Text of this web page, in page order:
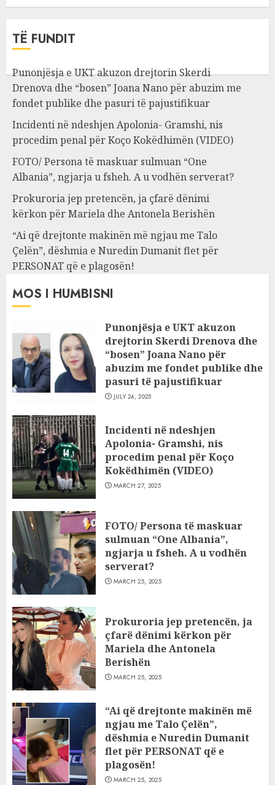
TË FUNDIT
Punonjësja e UKT akuzon drejtorin Skerdi
Drenova dhe “bosen” Joana Nano për abuzim me
fondet publike dhe pasuri të pajustifikuar
Incidenti në ndeshjen Apolonia- Gramshi, nis
procedim penal për Koço Kokëdhimën (VIDEO)
FOTO/ Persona të maskuar sulmuan “One
Albania”, ngjarja u fsheh. A u vodhën serverat?
Prokuroria jep pretencën, ja çfarë dënimi
kërkon për Mariela dhe Antonela Berishën
“Ai që drejtonte makinën më ngjau me Talo
Çelën”, dëshmia e Nuredin Dumanit flet për
PERSONAT që e plagosën!
MOS I HUMBISNI
Punonjësja e UKT akuzon
drejtorin Skerdi Drenova dhe
“bosen” Joana Nano për
abuzim me fondet publike dhe
pasuri të pajustifikuar
JULY 24, 2025
Incidenti në ndeshjen
Apolonia- Gramshi, nis
procedim penal për Koço
Kokëdhimën (VIDEO)
MARCH 27, 2025
FOTO/ Persona të maskuar
sulmuan “One Albania”,
ngjarja u fsheh. A u vodhën
serverat?
MARCH 25, 2025
Prokuroria jep pretencën, ja
çfarë dënimi kërkon për
Mariela dhe Antonela
Berishën
MARCH 25, 2025
“Ai që drejtonte makinën më
ngjau me Talo Çelën”,
dëshmia e Nuredin Dumanit
flet për PERSONAT që e
plagosën!
MARCH 25, 2025